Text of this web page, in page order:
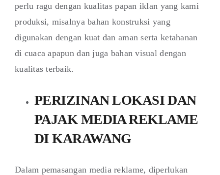
perlu ragu dengan kualitas papan iklan yang kami
produksi, misalnya bahan konstruksi yang
digunakan dengan kuat dan aman serta ketahanan
di cuaca apapun dan juga bahan visual dengan
kualitas terbaik.
PERIZINAN LOKASI DAN
PAJAK MEDIA REKLAME
DI KARAWANG
Dalam pemasangan media reklame, diperlukan